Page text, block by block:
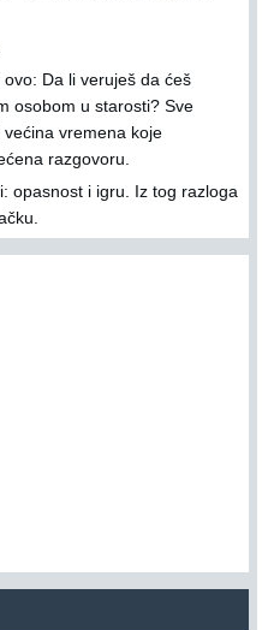
Da li veruješ da ćeš
osobom u starosti? Sve
vremena koje
razgovoru.
opasnost i igru. Iz tog razloga